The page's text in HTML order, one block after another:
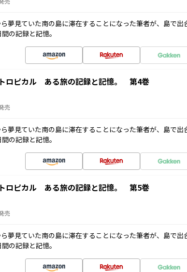
売
夢見ていた南の島に滞在することになった筆者が、島で出
の記録と記憶。
ロピカル ある旅の記録と記憶。 第4巻
売
夢見ていた南の島に滞在することになった筆者が、島で出
の記録と記憶。
ロピカル ある旅の記録と記憶。 第5巻
売
夢見ていた南の島に滞在することになった筆者が、島で出
の記録と記憶。